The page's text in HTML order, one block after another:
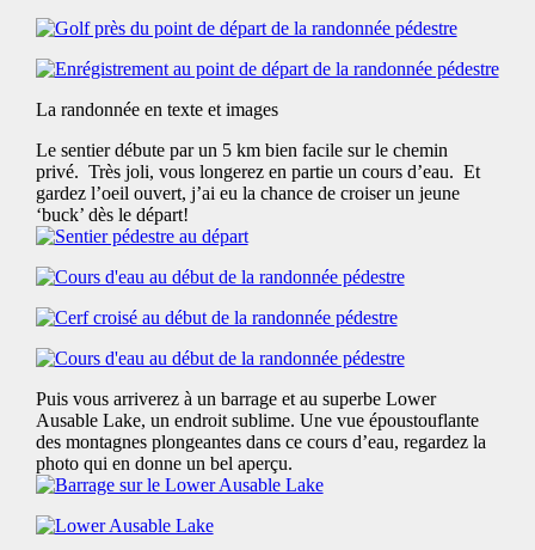
La randonnée en texte et images
Le sentier débute par un 5 km bien facile sur le chemin
privé. Très joli, vous longerez en partie un cours d’eau. Et
gardez l’oeil ouvert, j’ai eu la chance de croiser un jeune
‘buck’ dès le départ!
Puis vous arriverez à un barrage et au superbe Lower
Ausable Lake, un endroit sublime. Une vue époustouflante
des montagnes plongeantes dans ce cours d’eau, regardez la
photo qui en donne un bel aperçu.